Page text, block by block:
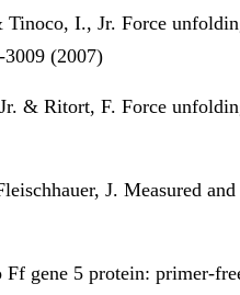
I., Jr. Force
3009 (2007)
& Ritort, F. Force
J. Measured
gene 5 protein: primer-